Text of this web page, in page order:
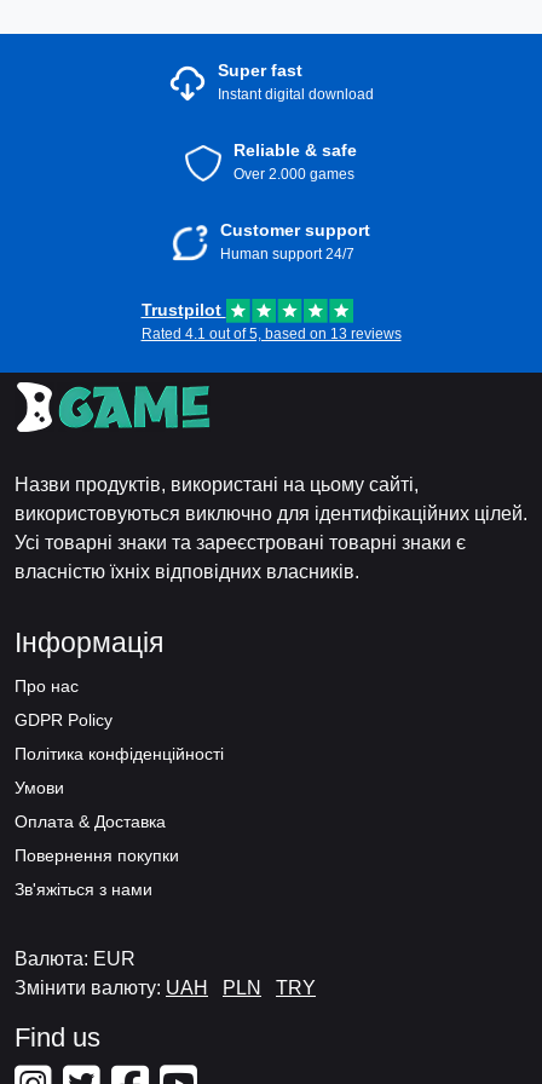
Super fast
Instant digital download
Reliable & safe
Over 2.000 games
Customer support
Human support 24/7
Trustpilot
Rated 4.1 out of 5, based on 13 reviews
Назви продуктів, використані на цьому сайті,
використовуються виключно для ідентифікаційних цілей.
Усі товарні знаки та зареєстровані товарні знаки є
власністю їхніх відповідних власників.
Інформація
Про нас
GDPR Policy
Політика конфіденційності
Умови
Оплата & Доставка
Повернення покупки
Зв'яжіться з нами
Валюта: EUR
Змінити валюту: UAH PLN TRY
Find us